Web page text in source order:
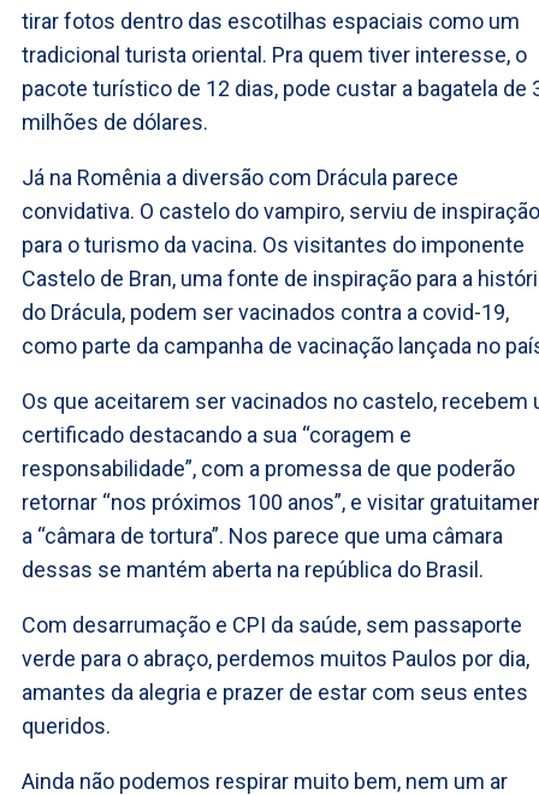
tirar fotos dentro das escotilhas espaciais como um
tradicional turista oriental. Pra quem tiver interesse, o
pacote turístico de 12 dias, pode custar a bagatela de
milhões de dólares.
Já na Romênia a diversão com Drácula parece
convidativa. O castelo do vampiro, serviu de inspiração
para o turismo da vacina. Os visitantes do imponente
Castelo de Bran, uma fonte de inspiração para a
do Drácula, podem ser vacinados contra a covid-19,
como parte da campanha de vacinação lançada no
Os que aceitarem ser vacinados no castelo, recebem
certificado destacando a sua “coragem e
responsabilidade”, com a promessa de que poderão
retornar “nos próximos 100 anos”, e visitar
a “câmara de tortura”. Nos parece que uma câmara
dessas se mantém aberta na república do Brasil.
Com desarrumação e CPI da saúde, sem passaporte
verde para o abraço, perdemos muitos Paulos por dia,
amantes da alegria e prazer de estar com seus entes
queridos.
Ainda não podemos respirar muito bem, nem um ar